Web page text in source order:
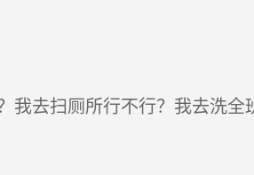
去扫厕所行不行？我去洗全